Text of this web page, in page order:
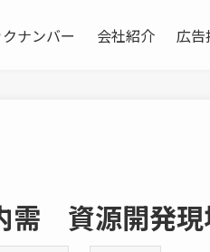
ナンバー 会社紹介 広告
資源開発現